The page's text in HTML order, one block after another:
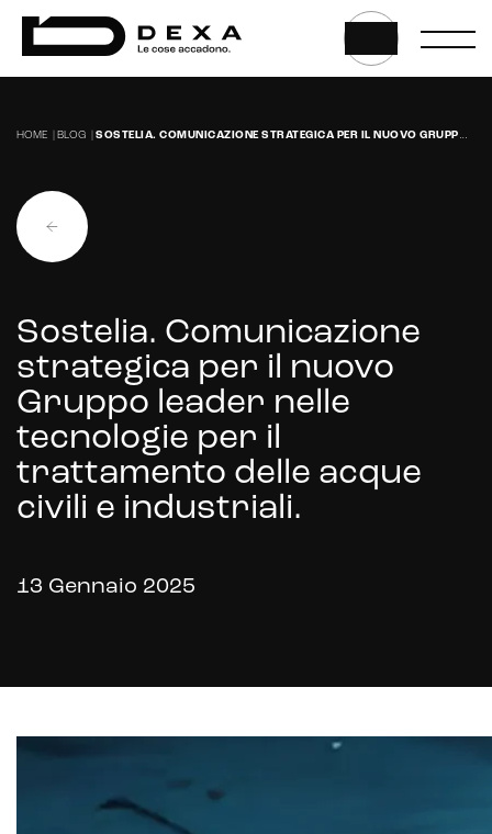
E-commerce solutions
E-commerce store
E-commerce management
Payment gateway integration
Customer service management
HOME BLOG SOSTELIA. COMUNICAZIONE STRATEGICA PER IL NUOVO GRUPPO LEADER NELLE TECNOLOGIE PER IL TRATTAMENTO DELLE ACQUE CIVILI E INDUSTRIALI.
Sostelia. Comunicazione
strategica per il nuovo
Gruppo leader nelle
tecnologie per il
trattamento delle acque
civili e industriali.
13 Gennaio 2025